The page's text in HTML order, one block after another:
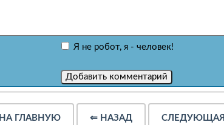
Я не робот, я - человек!
НА ГЛАВНУЮ ⇐ НАЗАД СЛЕДУЮЩАЯ